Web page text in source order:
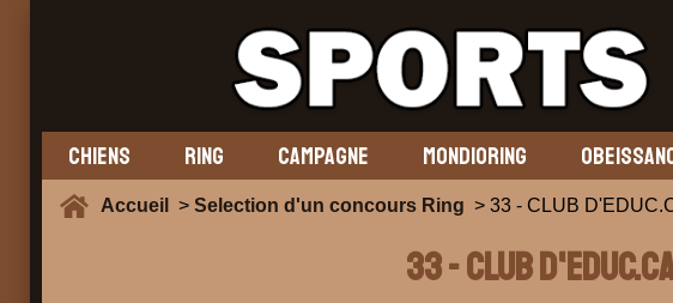
CHIENS RING CAMPAGNE MONDIORING
Accueil > Selection d'un concours Ring > 33 - CLUB
33 - CLUB